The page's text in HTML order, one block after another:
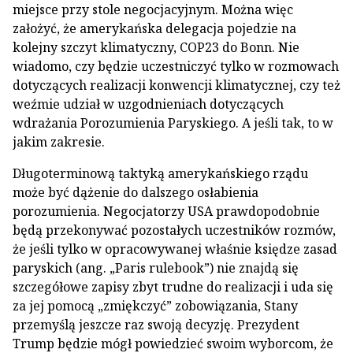
miejsce przy stole negocjacyjnym. Można więc
założyć, że amerykańska delegacja pojedzie na
kolejny szczyt klimatyczny, COP23 do Bonn. Nie
wiadomo, czy będzie uczestniczyć tylko w rozmowach
dotyczących realizacji konwencji klimatycznej, czy też
weźmie udział w uzgodnieniach dotyczących
wdrażania Porozumienia Paryskiego. A jeśli tak, to w
jakim zakresie.
Długoterminową taktyką amerykańskiego rządu
może być dążenie do dalszego osłabienia
porozumienia. Negocjatorzy USA prawdopodobnie
będą przekonywać pozostałych uczestników rozmów,
że jeśli tylko w opracowywanej właśnie księdze zasad
paryskich (ang. „Paris rulebook”) nie znajdą się
szczegółowe zapisy zbyt trudne do realizacji i uda się
za jej pomocą „zmiękczyć” zobowiązania, Stany
przemyślą jeszcze raz swoją decyzję. Prezydent
Trump będzie mógł powiedzieć swoim wyborcom, że